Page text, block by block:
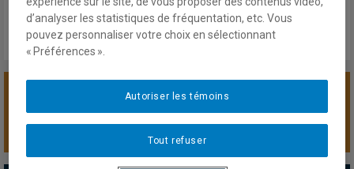
SOUTENIR LA CHAIRE
d’analyser les statistiques de fréquentation, etc. Vous
pouvez personnaliser votre choix en sélectionnant
« Préférences ».
Tout refuser
Autoriser les témoins